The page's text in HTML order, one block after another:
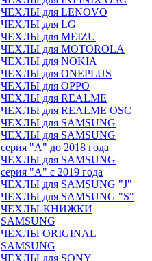
ЧЕХЛЫ для LENOVO
ЧЕХЛЫ для LG
ЧЕХЛЫ для MEIZU
ЧЕХЛЫ для MOTOROLA
ЧЕХЛЫ для NOKIA
ЧЕХЛЫ для ONEPLUS
ЧЕХЛЫ для OPPO
ЧЕХЛЫ для REALME
ЧЕХЛЫ для REALME OSC
ЧЕХЛЫ для SAMSUNG
ЧЕХЛЫ для SAMSUNG
серия "A" до 2018 года
ЧЕХЛЫ для SAMSUNG
серия "A" с 2019 года
ЧЕХЛЫ для SAMSUNG "J"
ЧЕХЛЫ для SAMSUNG "S"
ЧЕХЛЫ-КНИЖКИ
SAMSUNG
ЧЕХЛЫ ORIGINAL
SAMSUNG
ЧЕХЛЫ для SONY